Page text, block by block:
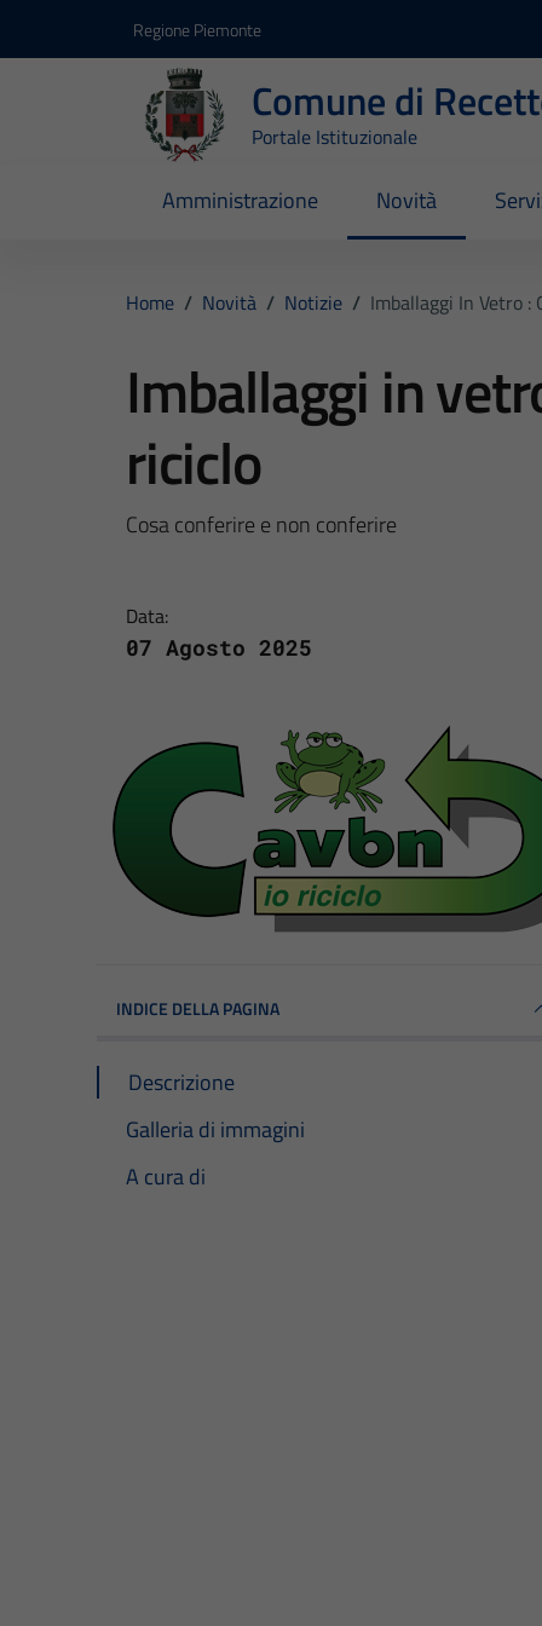
Regione Piemonte
Comune di
Portale Istituzionale
Amministrazione Novità
Home / Novità / Notizie / Imballaggi In Vetro :
Imballaggi in
riciclo
Cosa conferire e non conferire
Data:
07 Agosto 2025
INDICE DELLA PAGINA
Descrizione
Galleria di immagini
A cura di